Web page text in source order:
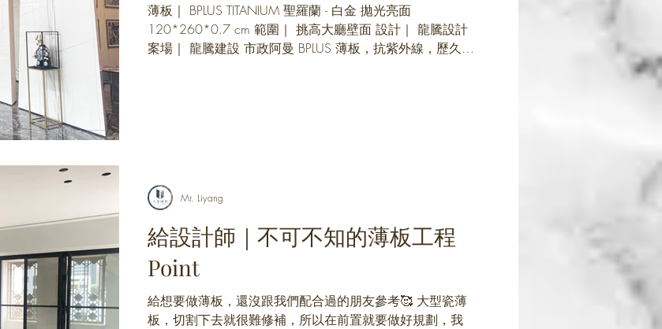
薄板｜ BPLUS TITANIUM 聖羅蘭 - 白金 拋光亮面
120*260*0.7 cm 範圍｜ 挑高大廳壁面 設計｜ 龍騰設計
案場｜ 龍騰建設 市政阿曼 BPLUS 薄板，抗紫外線，歷久彌
給設計師｜不可不知的薄板工程
Point
給想要做薄板，還沒跟我們配合過的朋友參考🥰 大型瓷薄
板，切割下去就很難修補，所以在前置就要做好規劃，我
Mr. Liyang